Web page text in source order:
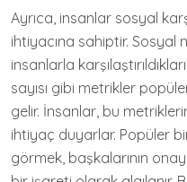
Ayrıca, insanlar sosyal
ihtiyacına sahiptir.
insanlarla
sayısı gibi metrikler
gelir. İnsanlar, bu
ihtiyaç duyarlar. Popüler
görmek, başkalarının